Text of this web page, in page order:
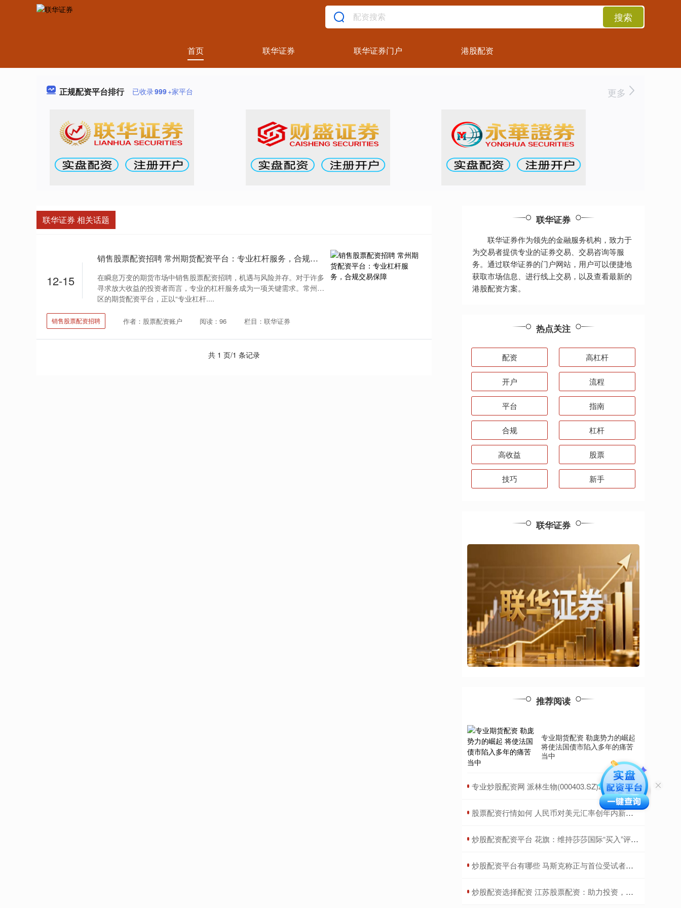
搜索
首页 联华证券 联华证券门户 港股配资
正规配资平台排行 已收录999+家平台 更多
联华证券 相关话题
12-15
销售股票配资招聘 常州期货配资平台：专业杠杆服务，合规交易保障
在瞬息万变的期货市场中销售股票配资招聘，机遇与风险并存。对于许多
寻求放大收益的投资者而言，专业的杠杆服务成为一项关键需求。常州地
区的期货配资平台，正以“专业杠杆....
销售股票配资招聘 作者：股票配资账户 阅读：96 栏目：联华证券
共 1 页/1 条记录
联华证券
联华证券作为领先的金融服务机构，致力于
为交易者提供专业的证券交易、交易咨询等服
务。通过联华证券的门户网站，用户可以便捷地
获取市场信息、进行线上交易，以及查看最新的
港股配资方案。
热点关注
配资 高杠杆
开户 流程
平台 指南
合规 杠杆
高收益 股票
技巧 新手
联华证券
推荐阅读
专业期货配资 勒庞势力的崛起
将使法国债市陷入多年的痛苦
当中
​专业炒股配资网 派林生物(000403.SZ)2023年度每10股派1.999297元 股权登记日为6月27日
​股票配资行情如何 人民币对美元汇率创年内新低，逼近7.3后怎么走？
​炒股配资配资平台 花旗：维持莎莎国际“买入”评级 目标价下调至1.49港元
​炒股配资平台有哪些 马斯克称正与首位受试者讨论第二代脑机芯片
​炒股配资选择配资 江苏股票配资：助力投资，提升收益